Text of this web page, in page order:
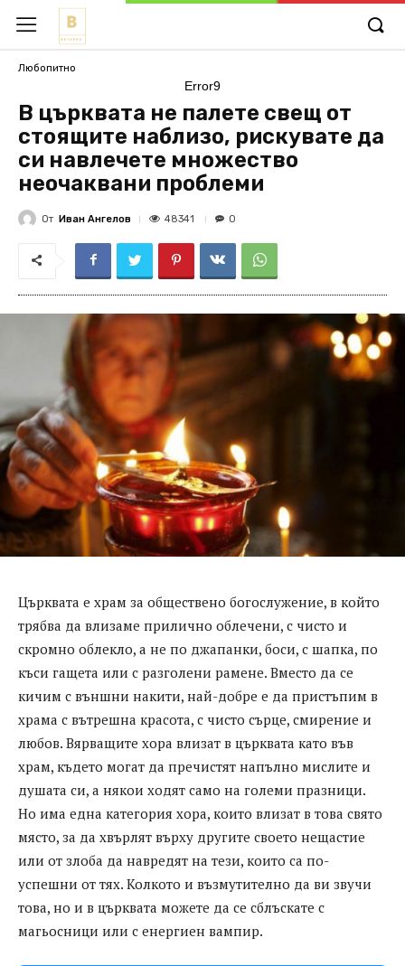
Любопитно
Error9
В църквата не палете свещ от
стоящите наблизо, рискувате да
си навлечете множество
неочаквани проблеми
От Иван Ангелов 48341 0
Църквата е храм за обществено богослужение, в който
трябва да влизаме прилично облечени, с чисто и
скромно облекло, а не по джапанки, боси, с шапка, по
къси гащета или с разголени рамене. Вместо да се
кичим с външни накити, най-добре е да пристъпим в
храма с вътрешна красота, с чисто сърце, смирение и
любов. Вярващите хора влизат в църквата като във
храм, където могат да пречистят напълно мислите и
душата си, а някои ходят само на големи празници.
Но има една категория хора, които влизат в това свято
място, за да хвърлят върху другите своето нещастие
или от злоба да навредят на тези, които са по-
успешни от тях. Колкото и възмутително да ви звучи
това, но и в църквата можете да се сблъскате с
магьосници или с енергиен вампир.